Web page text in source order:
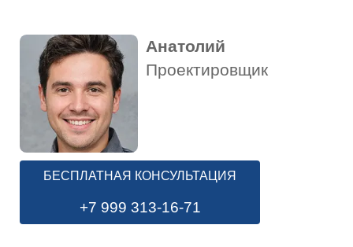
Анатолий
Проектировщик
БЕСПЛАТНАЯ КОНСУЛЬТАЦИЯ
+7 999 313-16-71